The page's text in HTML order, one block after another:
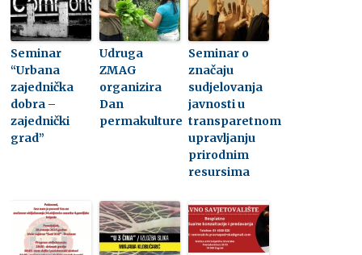
Seminar
“Urbana
zajednička
dobra –
zajednički
grad”
Udruga
ZMAG
organizira
Dan
permakulture
Seminar o
značaju
sudjelovanja
javnosti u
transparetnom
upravljanju
prirodnim
resursima